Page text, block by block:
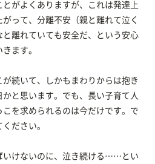
がよくありますが、これは発達上
って、分離不安（親と離れて泣く
離れていても安全だ、という安心
ます。
続いて、しかもまわりからは抱き
と思います。でも、長い子育て人
を求められるのは今だけです。で
ださい。
いけないのに、泣き続ける……とい